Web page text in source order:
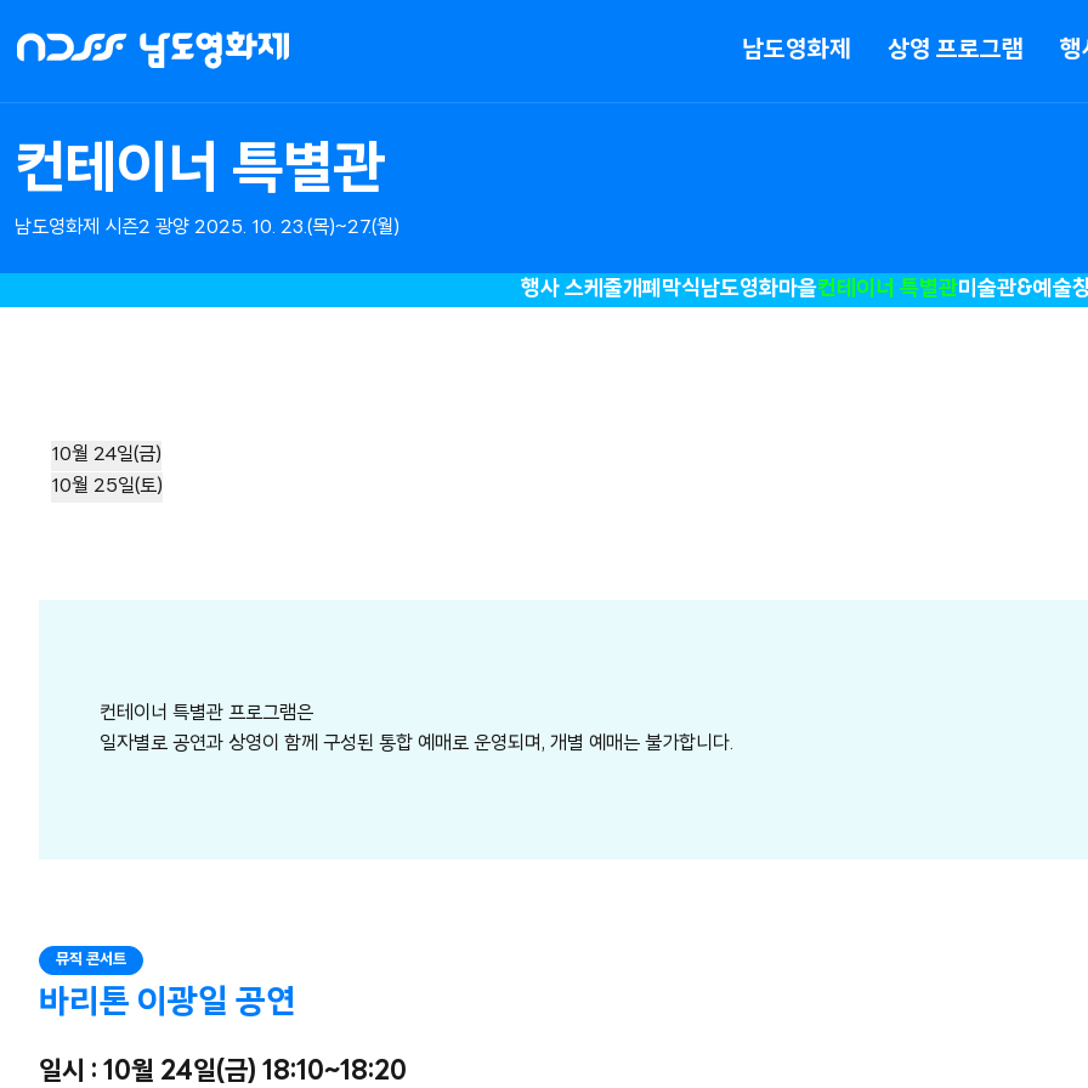
NDFF
남도영화제
시즌2
광양
남도영화제 상영 프로그램 행
컨테이너 특별관
남도영화제 시즌2 광양 2025. 10. 23.(목)~27.(월)
행사 스케줄개폐막식남도영화마을컨테이너 특별관미술관&예술
10월 24일(금)
10월 25일(토)
컨테이너 특별관 프로그램은
일자별로 공연과 상영이 함께 구성된 통합 예매로 운영되며, 개별 예매는 불가합니다.
뮤직 콘서트
바리톤 이광일 공연
일시 : 10월 24일(금) 18:10~18:20